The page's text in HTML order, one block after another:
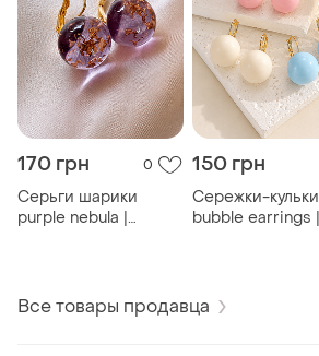
170 грн 0
Серьги шарики
purple nebula |
бижутерия
150 грн
Сережки-кульки
bubble earrings |
gum
Все товары продавца